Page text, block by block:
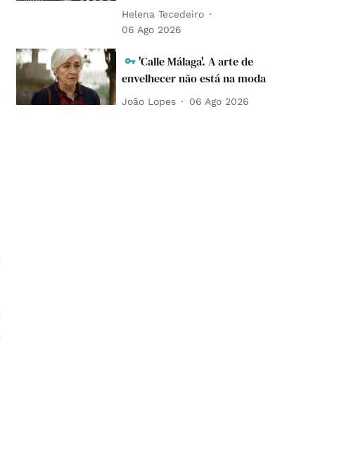
Helena Tecedeiro
06 Ago 2026
'Calle Málaga'. A arte de
envelhecer não está na moda
João Lopes 06 Ago 2026